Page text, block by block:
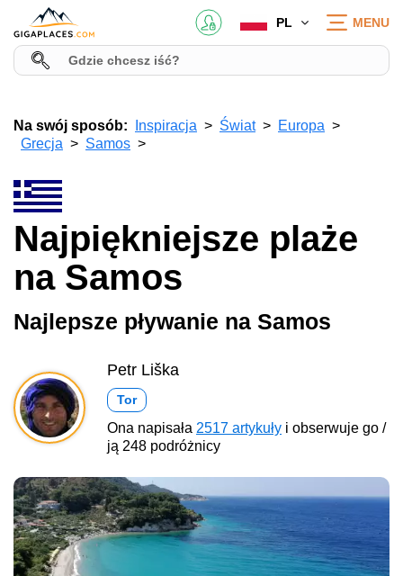
PL MENU
Na swój sposób: Inspiracja Świat
Europa
Grecja
Samos
Najpiękniejsze plaże
na Samos
Najlepsze pływanie na Samos
Petr Liška
Tor
Ona napisała 2517 artykuły i obserwuje go /
ją 248 podróżnicy